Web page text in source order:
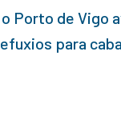
Porto de Vigo
para